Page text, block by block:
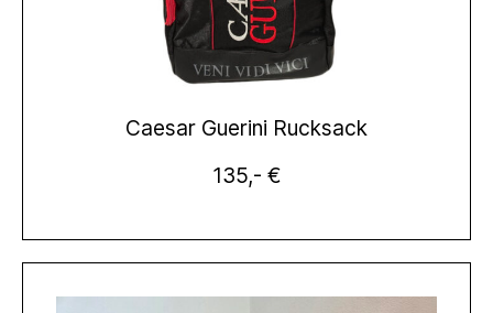
Caesar Guerini Rucksack
135,- €